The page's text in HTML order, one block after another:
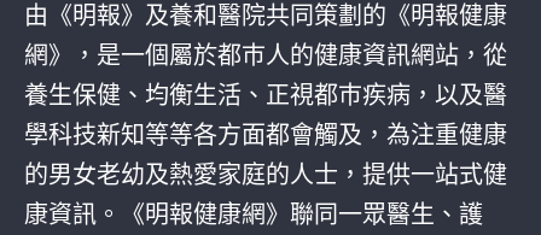
由《明報》及養和醫院共同策劃的《明報健康
網》，是一個屬於都巿人的健康資訊網站，從
養生保健、均衡生活、正視都巿疾病，以及醫
學科技新知等等各方面都會觸及，為注重健康
的男女老幼及熱愛家庭的人士，提供一站式健
康資訊。《明報健康網》聯同一眾醫生、護